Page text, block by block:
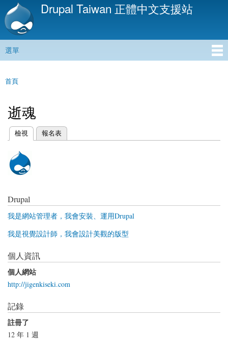
移
內
Drupal Taiwan 正體中文支援站
主選單
選單
您在這裡
首頁
逝魂
主要索引標籤
檢視
(作用中頁籤) 報名表
Drupal
我是網站管理者，我會安裝、運用Drupal
我是視覺設計師，我會設計美觀的版型
個人資訊
個人網站
http://jigenkiseki.com
記錄
註冊了
12 年 1 週